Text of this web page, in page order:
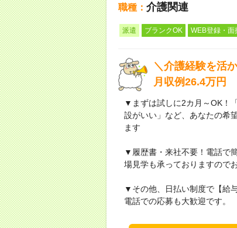
職種： 介護関連
派遣 ブランクOK WEB登録・面
＼介護経験を活
月収例26.4万円
▼まずは試しに2カ月～OK！
設がいい」など、あなたの希
ます
▼履歴書・来社不要！電話で
場見学も承っておりますので
▼その他、日払い制度で【給
電話での応募も大歓迎です。